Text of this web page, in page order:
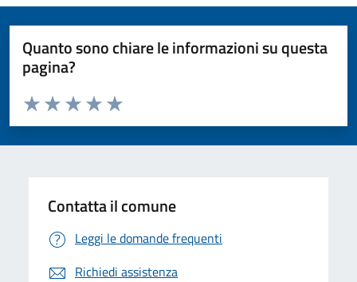
Quanto sono chiare le informazioni su questa
pagina?
Valuta da 1 a 5 stelle la pagina
Valuta 5 stelle su 5
Valuta 4 stelle su 5
Valuta 3 stelle su 5
Valuta 2 stelle su 5
Valuta 1 stelle su 5
Contatta il comune
Leggi le domande frequenti
Richiedi assistenza